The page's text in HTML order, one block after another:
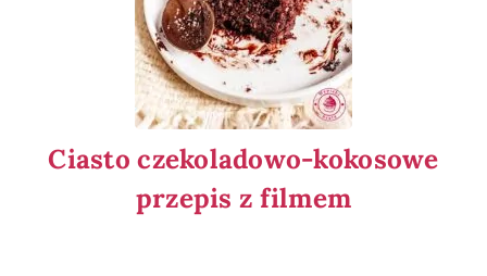
Ciasto czekoladowo-kokosowe
przepis z filmem